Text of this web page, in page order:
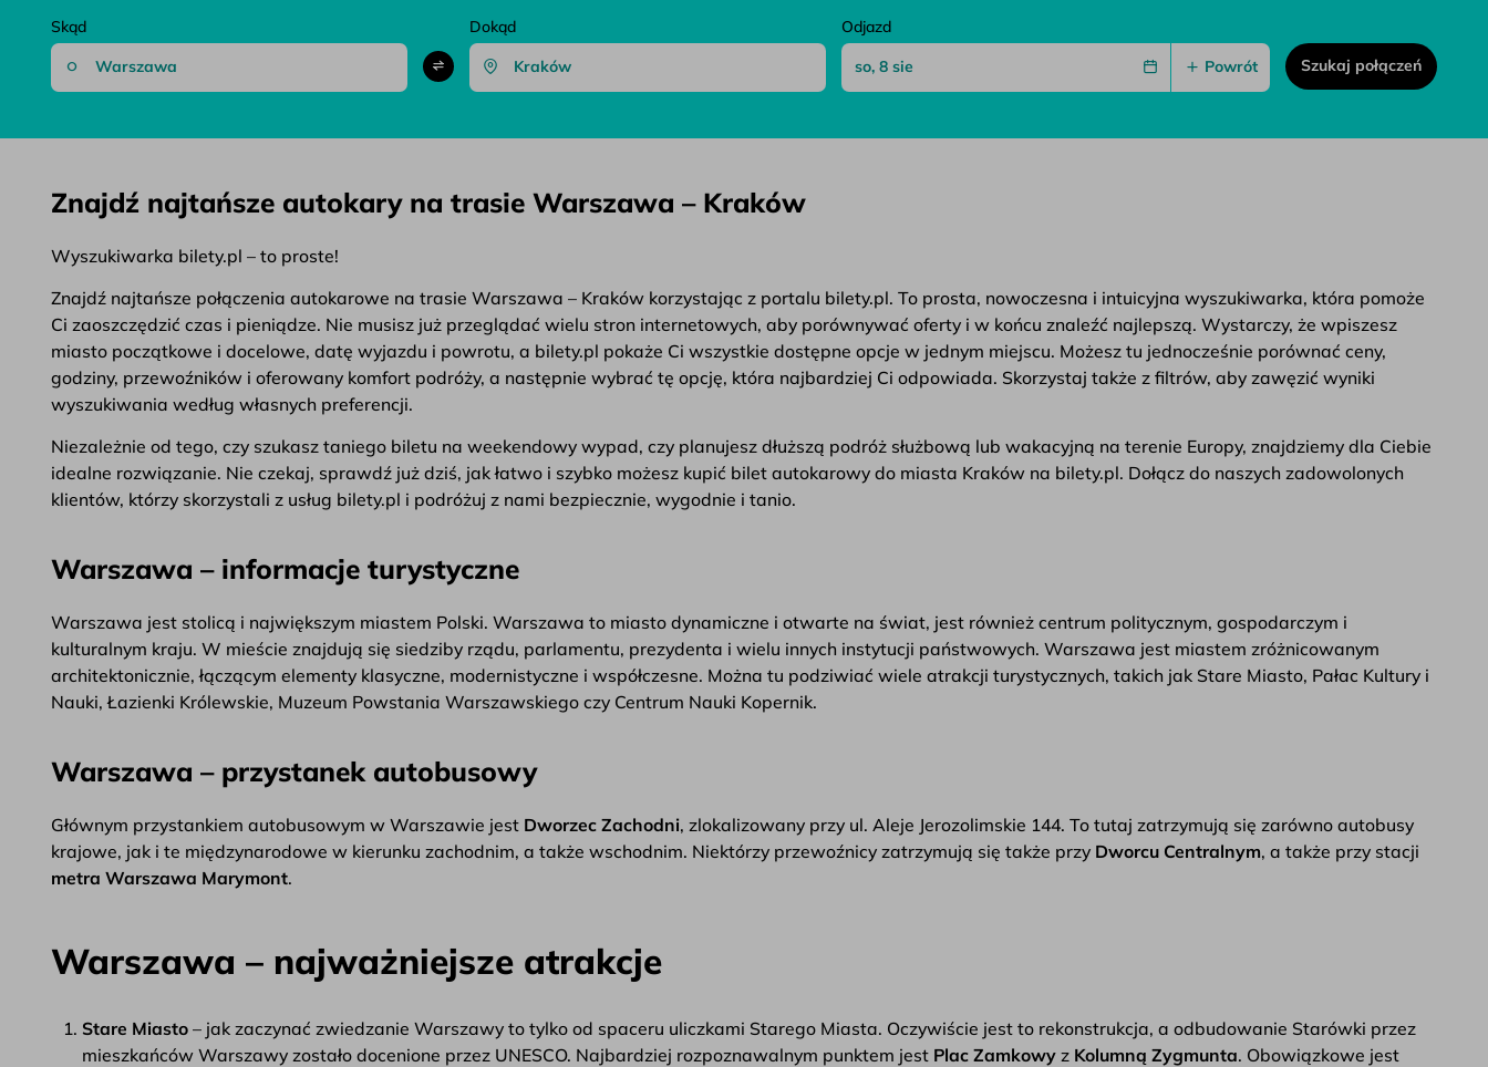
Skąd Dokąd
Odjazd
Powrót
Szukaj połączeń
Znajdź najtańsze autokary na trasie Warszawa – Kraków
Wyszukiwarka bilety.pl – to proste!
Znajdź najtańsze połączenia autokarowe na trasie Warszawa – Kraków korzystając z portalu bilety.pl. To prosta, nowoczesna i intuicyjna wyszukiwarka, która pomoże
Ci zaoszczędzić czas i pieniądze. Nie musisz już przeglądać wielu stron internetowych, aby porównywać oferty i w końcu znaleźć najlepszą. Wystarczy, że wpiszesz
miasto początkowe i docelowe, datę wyjazdu i powrotu, a bilety.pl pokaże Ci wszystkie dostępne opcje w jednym miejscu. Możesz tu jednocześnie porównać ceny,
godziny, przewoźników i oferowany komfort podróży, a następnie wybrać tę opcję, która najbardziej Ci odpowiada. Skorzystaj także z filtrów, aby zawęzić wyniki
wyszukiwania według własnych preferencji.
Niezależnie od tego, czy szukasz taniego biletu na weekendowy wypad, czy planujesz dłuższą podróż służbową lub wakacyjną na terenie Europy, znajdziemy dla Ciebie
idealne rozwiązanie. Nie czekaj, sprawdź już dziś, jak łatwo i szybko możesz kupić bilet autokarowy do miasta Kraków na bilety.pl. Dołącz do naszych zadowolonych
klientów, którzy skorzystali z usług bilety.pl i podróżuj z nami bezpiecznie, wygodnie i tanio.
Warszawa – informacje turystyczne
Warszawa jest stolicą i największym miastem Polski. Warszawa to miasto dynamiczne i otwarte na świat, jest również centrum politycznym, gospodarczym i
kulturalnym kraju. W mieście znajdują się siedziby rządu, parlamentu, prezydenta i wielu innych instytucji państwowych. Warszawa jest miastem zróżnicowanym
architektonicznie, łączącym elementy klasyczne, modernistyczne i współczesne. Można tu podziwiać wiele atrakcji turystycznych, takich jak Stare Miasto, Pałac Kultury i
Nauki, Łazienki Królewskie, Muzeum Powstania Warszawskiego czy Centrum Nauki Kopernik.
Warszawa – przystanek autobusowy
Głównym przystankiem autobusowym w Warszawie jest Dworzec Zachodni, zlokalizowany przy ul. Aleje Jerozolimskie 144. To tutaj zatrzymują się zarówno autobusy
krajowe, jak i te międzynarodowe w kierunku zachodnim, a także wschodnim. Niektórzy przewoźnicy zatrzymują się także przy Dworcu Centralnym, a także przy stacji
metra Warszawa Marymont.
Warszawa – najważniejsze atrakcje
Stare Miasto – jak zaczynać zwiedzanie Warszawy to tylko od spaceru uliczkami Starego Miasta. Oczywiście jest to rekonstrukcja, a odbudowanie Starówki przez
mieszkańców Warszawy zostało docenione przez UNESCO. Najbardziej rozpoznawalnym punktem jest Plac Zamkowy z Kolumną Zygmunta. Obowiązkowe jest